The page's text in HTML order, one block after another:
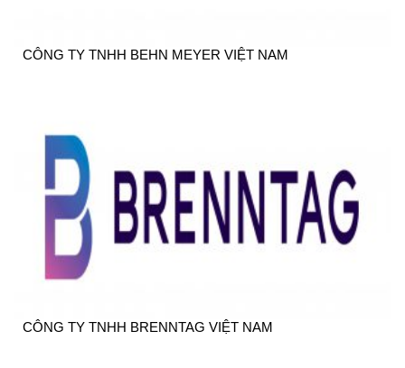
CÔNG TY TNHH BEHN MEYER VIỆT NAM
CÔNG TY TNHH BRENNTAG VIỆT NAM